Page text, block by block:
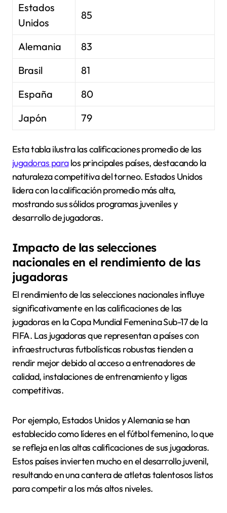
Estados
Unidos
85
Alemania
83
Brasil
81
España
80
Japón
79
Esta tabla ilustra las calificaciones promedio de las
jugadoras paralos principales países, destacando la
naturaleza competitiva del torneo. Estados Unidos
lidera con la calificación promedio más alta,
mostrando sus sólidos programas juveniles y
desarrollo de jugadoras.
Impacto de las selecciones
nacionales en el rendimiento de las
jugadoras
El rendimiento de las selecciones nacionales influye
significativamente en las calificaciones de las
jugadoras en la Copa Mundial Femenina Sub-17 de la
FIFA. Las jugadoras que representan a países con
infraestructuras futbolísticas robustas tienden a
rendir mejor debido al acceso a entrenadores de
calidad, instalaciones de entrenamiento y ligas
competitivas.
Por ejemplo, Estados Unidos y Alemania se han
establecido como líderes en el fútbol femenino, lo que
se refleja en las altas calificaciones de sus jugadoras.
Estos países invierten mucho en el desarrollo juvenil,
resultando en una cantera de atletas talentosos listos
para competir a los más altos niveles.